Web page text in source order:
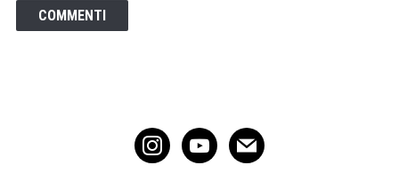
instagramyoutubemail